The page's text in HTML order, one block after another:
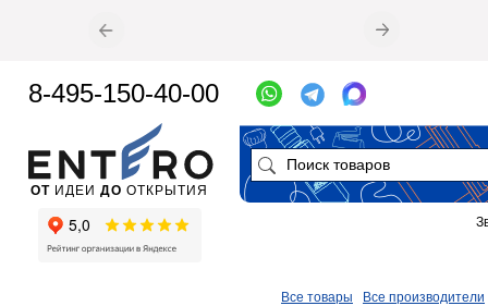
Все товары Все производители
ОТ ИДЕИ ДО ОТКРЫТИЯ
8-495-150-40-00